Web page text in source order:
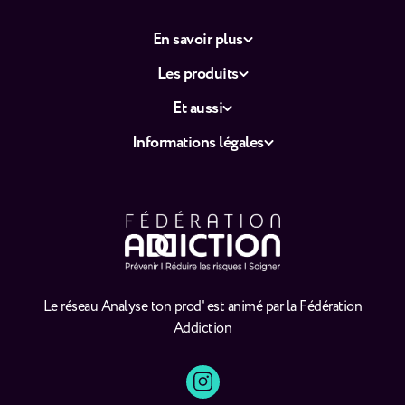
Le réseau Analyse ton prod' est animé par la Fédération
Addiction
En savoir plus
Les produits
Et aussi
Informations légales